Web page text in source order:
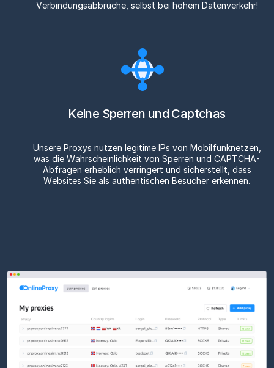
Verbindungsabbrüche, selbst bei hohem Datenverkehr!
Keine Sperren und Captchas
Unsere Proxys nutzen legitime IPs von Mobilfunknetzen,
was die Wahrscheinlichkeit von Sperren und CAPTCHA-
Abfragen erheblich verringert und sicherstellt, dass
Websites Sie als authentischen Besucher erkennen.